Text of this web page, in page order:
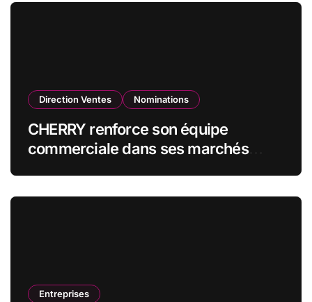
Direction Ventes Nominations
CHERRY renforce son équipe
commerciale dans ses marchés
Entreprises